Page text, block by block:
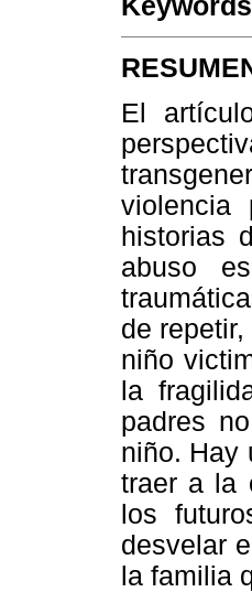
El
violencia
historias
abuso
de
niño
la
padres
niño. Hay
traer a la
los
desvelar
la familia